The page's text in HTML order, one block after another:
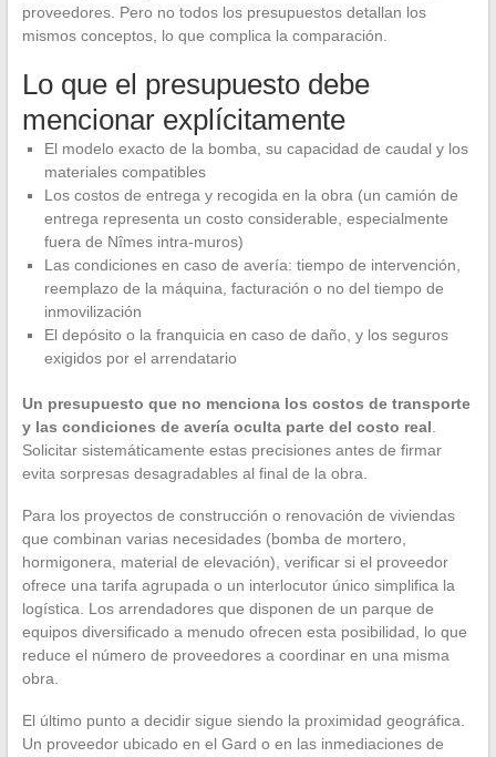
proveedores. Pero no todos los presupuestos detallan los
mismos conceptos, lo que complica la comparación.
Lo que el presupuesto debe
mencionar explícitamente
El modelo exacto de la bomba, su capacidad de caudal y los
materiales compatibles
Los costos de entrega y recogida en la obra (un camión de
entrega representa un costo considerable, especialmente
fuera de Nîmes intra-muros)
Las condiciones en caso de avería: tiempo de intervención,
reemplazo de la máquina, facturación o no del tiempo de
inmovilización
El depósito o la franquicia en caso de daño, y los seguros
exigidos por el arrendatario
Un presupuesto que no menciona los costos de transporte
y las condiciones de avería oculta parte del costo real.
Solicitar sistemáticamente estas precisiones antes de firmar
evita sorpresas desagradables al final de la obra.
Para los proyectos de construcción o renovación de viviendas
que combinan varias necesidades (bomba de mortero,
hormigonera, material de elevación), verificar si el proveedor
ofrece una tarifa agrupada o un interlocutor único simplifica la
logística. Los arrendadores que disponen de un parque de
equipos diversificado a menudo ofrecen esta posibilidad, lo que
reduce el número de proveedores a coordinar en una misma
obra.
El último punto a decidir sigue siendo la proximidad geográfica.
Un proveedor ubicado en el Gard o en las inmediaciones de